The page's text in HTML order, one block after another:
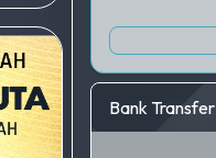
Bank Transfer